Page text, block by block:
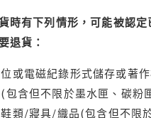
時有下列情形，可能被認
退貨：
或電磁紀錄形式儲存或著
包含但不限於墨水匣、碳粉
類/寢具/織品(包含但不限